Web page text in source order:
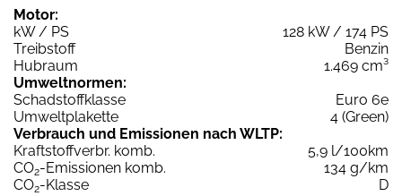
Motor:
kW / PS
128 kW / 174 PS
Treibstoff
Benzin
Hubraum
1.469 cm³
Umweltnormen:
Schadstoffklasse
Euro 6e
Umweltplakette
4 (Green)
Verbrauch und Emissionen nach WLTP:
Kraftstoffverbr. komb.
5,9 l/100km
CO2-Emissionen komb.
134 g/km
CO2-Klasse
D